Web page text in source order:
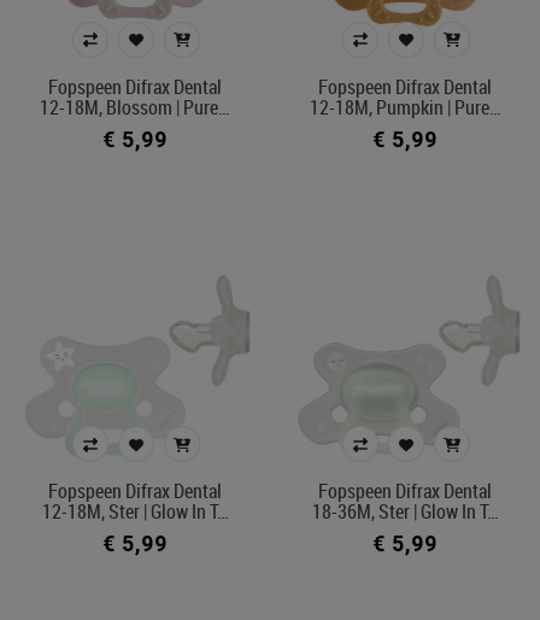
Fopspeen Difrax Dental
12-18M, Blossom | Pure…
€ 5,99
Fopspeen Difrax Dental
12-18M, Pumpkin | Pure…
€ 5,99
Fopspeen Difrax Dental
12-18M, Ster | Glow In T…
€ 5,99
Fopspeen Difrax Dental
18-36M, Ster | Glow In T…
€ 5,99